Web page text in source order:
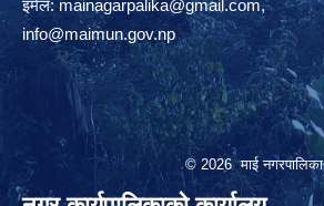
इमेल:mainagarpalika@gmail.com,
info@maimun.gov.np
© 2026 माई नगरपालिका